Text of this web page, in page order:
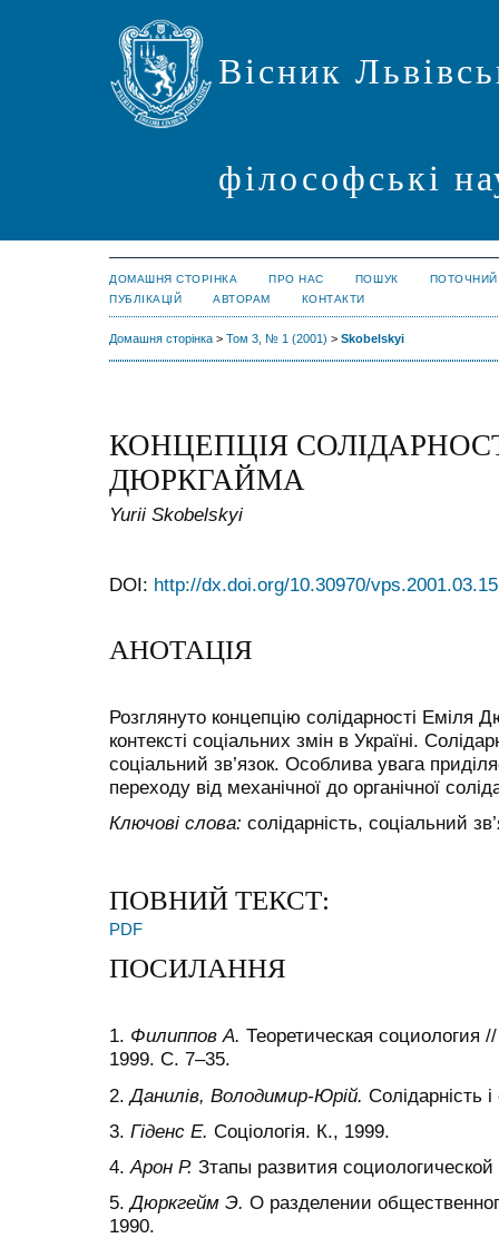
Вісник
філософські
ДОМАШНЯ СТОРІНКА ПРО НАС ПОШУК
ПОТОЧНИЙ
ПУБЛІКАЦІЙ
АВТОРАМ КОНТАКТИ
Домашня сторінка > Том 3, № 1 (2001) > Skobelskyi
КОНЦЕПЦІЯ
ДЮРКГАЙМА
Yurii Skobelskyi
DOI: http://dx.doi.org/10.30970/vps.2001.03.15
АНОТАЦІЯ
Розглянуто концепцію солідарності Еміля
контексті соціальних змін в Україні.
соціальний зв’язок. Особлива увага
переходу від механічної до органічної
Ключові слова: солідарність, соціальний
ПОВНИЙ ТЕКСТ:
PDF
ПОСИЛАННЯ
1. Филиппов А. Теоретическая
1999. С. 7–35.
2.Данилів, Володимир-Юрій. Солідарність
3. Гіденс Е. Соціологія. К., 1999.
4. Арон Р. Зтапы развития
5.Дюркгейм Э. О разделении
1990.